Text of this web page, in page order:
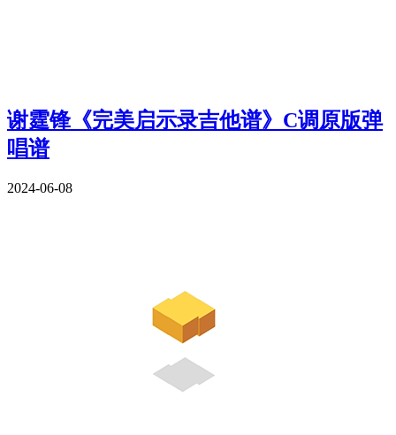
谢霆锋《完美启示录吉他谱》C调原版弹
唱谱
2024-06-08